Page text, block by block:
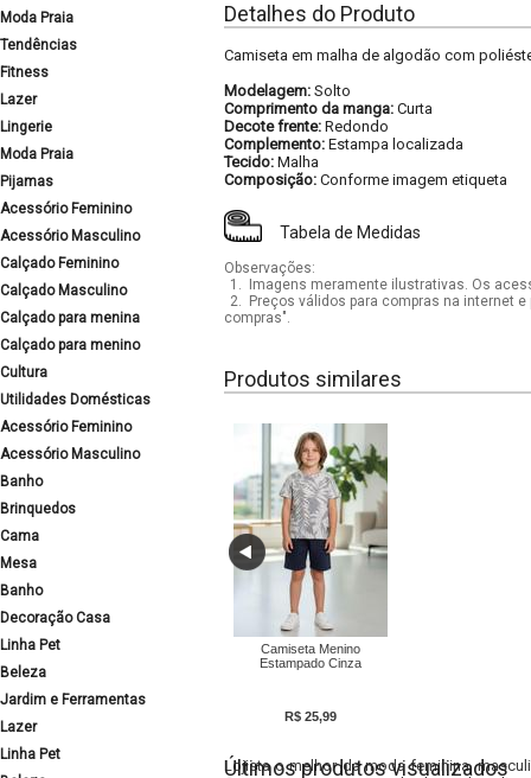
Moda Praia
Tendências
Fitness
Lazer
Lingerie
Moda Praia
Pijamas
Acessório Feminino
Acessório Masculino
Calçado Feminino
Calçado Masculino
Calçado para menina
Calçado para menino
Cultura
Utilidades Domésticas
Acessório Feminino
Acessório Masculino
Banho
Brinquedos
Cama
Mesa
Banho
Decoração Casa
Linha Pet
Beleza
Jardim e Ferramentas
Lazer
Linha Pet
Detalhes do Produto
Camiseta em malha de algodão com
Modelagem: Solto
Comprimento da manga: Curta
Decote frente: Redondo
Complemento: Estampa localizada
Tecido: Malha
Composição: Conforme imagem etiqueta
Tabela de Medidas
Observações:
1.
Imagens meramente ilustrativas. Os
2.
Preços válidos para compras na internet
compras".
Produtos similares
Camiseta Menino
Estampado Cinza
R$ 25,99
Últimos produtos visualizados
Lojista o melhor da moda feminina,